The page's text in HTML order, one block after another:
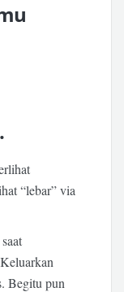
“lebar” via
Begitu pun